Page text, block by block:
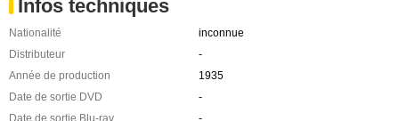
Infos techniques
Nationalité
inconnue
Distributeur
-
Année de production
1935
Date de sortie DVD
-
Date de sortie Blu-ray
-